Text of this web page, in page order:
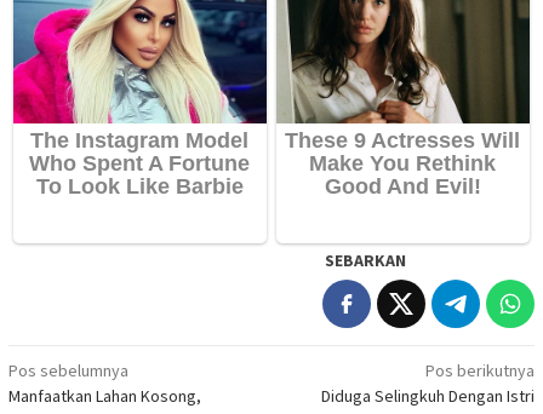
SEBARKAN
Navigasi
Pos sebelumnya
Manfaatkan Lahan Kosong,
Pos berikutnya
Diduga Selingkuh Dengan Istri